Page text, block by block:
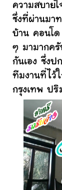
ความสบาย
ซึ่งที่ผ่านมาท
บ้าน คอนโด
ๆ มามากค
กันเอง ซึ่งป
ทีมงานที่ไว้
กรุงเทพ ป